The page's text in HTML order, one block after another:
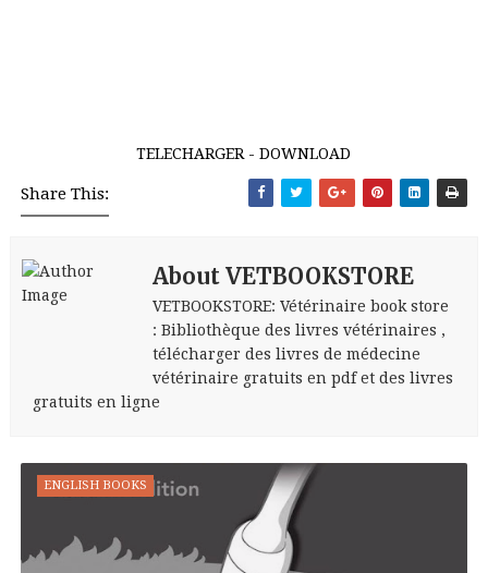
TELECHARGER - DOWNLOAD
Share This:
About VETBOOKSTORE
VETBOOKSTORE: Vétérinaire book store
: Bibliothèque des livres vétérinaires ,
télécharger des livres de médecine
vétérinaire gratuits en pdf et des livres
gratuits en ligne
ENGLISH BOOKS